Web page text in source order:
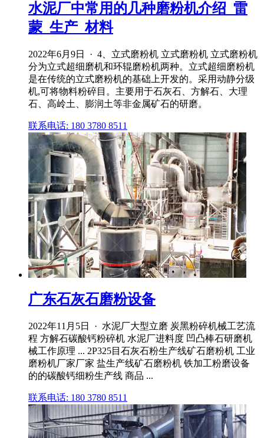
水泥厂中常用的几种磨粉机介绍_雷
蒙_生产_材料
2022年6月9日 · 4、立式磨粉机 立式磨粉机 立式磨粉机
分为立式超细磨机和环辊磨粉机两种。立式超细磨粉机
是在传统的立式磨粉机的基础上开发的。采用动静分级
机,可将物料粉碎目。主要用于石灰石、方解石、大理
石、高岭土、膨润土等非金属矿石的研磨。
联系电话: 180 3780 8511
广东石灰石磨粉设备
2022年11月5日 · 水泥厂大型立磨 炭黑粉碎机械工艺流
程 方解石碳酸钙粉碎机 水泥厂进料度 凹凸棒石研磨机
械工作原理 ... 2P325目石灰石粉生产线矿石磨粉机 工业
磨粉机厂家厂家 盐生产线矿石磨粉机 铁加工粉磨设备
的的碳酸钙细粉生产线 商品 ...
联系电话: 180 3780 8511